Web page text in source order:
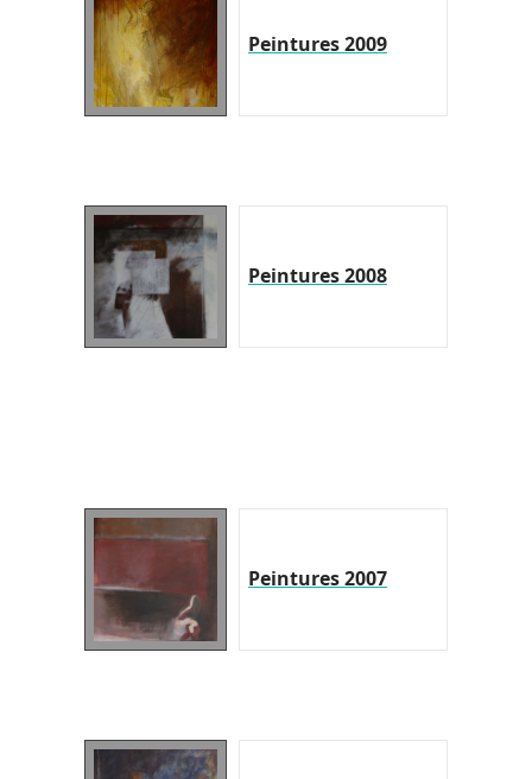
Peintures 2009
Peintures 2008
Peintures 2007